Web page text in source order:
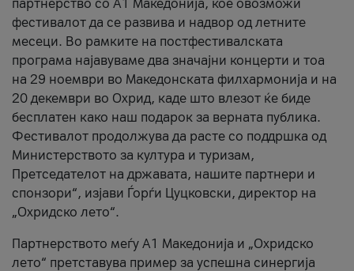
партнерство со А1 Македонија, кое овозможи
фестивалот да се развива и надвор од летните
месеци. Во рамките на постфестивалската
програма најавуваме два значајни концерти и тоа
на 29 ноември во Македонската филхармонија и на
20 декември во Охрид, каде што влезот ќе биде
бесплатен како наш подарок за верната публика.
Фестивалот продолжува да расте со поддршка од
Министерството за култура и туризам,
Претседателот на државата, нашите партнери и
спонзори“, изјави Ѓорѓи Цуцковски, директор на
„Охридско лето“.
Партнерството меѓу A1 Македонија и „Охридско
лето“ претставува пример за успешна синергија